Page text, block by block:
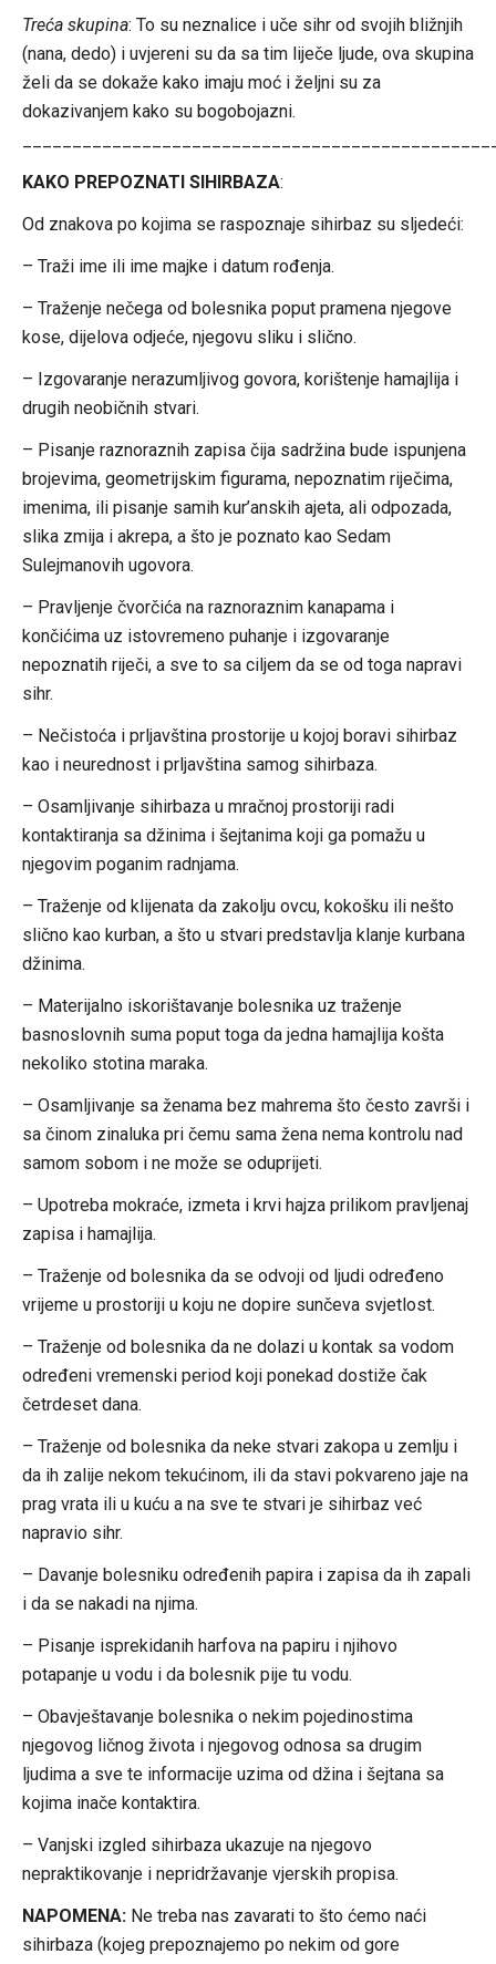
Treća skupina: To su neznalice i uče sihr od svojih bližnjih
(nana, dedo) i uvjereni su da sa tim liječe ljude, ova skupina
želi da se dokaže kako imaju moć i željni su za
dokazivanjem kako su bogobojazni.
KAKO PREPOZNATI SIHIRBAZA:
Od znakova po kojima se raspoznaje sihirbaz su sljedeći:
– Traži ime ili ime majke i datum rođenja.
– Traženje nečega od bolesnika poput pramena njegove
kose, dijelova odjeće, njegovu sliku i slično.
– Izgovaranje nerazumljivog govora, korištenje hamajlija i
drugih neobičnih stvari.
– Pisanje raznoraznih zapisa čija sadržina bude ispunjena
brojevima, geometrijskim figurama, nepoznatim riječima,
imenima, ili pisanje samih kur’anskih ajeta, ali odpozada,
slika zmija i akrepa, a što je poznato kao Sedam
Sulejmanovih ugovora.
– Pravljenje čvorčića na raznoraznim kanapama i
končićima uz istovremeno puhanje i izgovaranje
nepoznatih riječi, a sve to sa ciljem da se od toga napravi
sihr.
– Nečistoća i prljavština prostorije u kojoj boravi sihirbaz
kao i neurednost i prljavština samog sihirbaza.
– Osamljivanje sihirbaza u mračnoj prostoriji radi
kontaktiranja sa džinima i šejtanima koji ga pomažu u
njegovim poganim radnjama.
– Traženje od klijenata da zakolju ovcu, kokošku ili nešto
slično kao kurban, a što u stvari predstavlja klanje kurbana
džinima.
– Materijalno iskorištavanje bolesnika uz traženje
basnoslovnih suma poput toga da jedna hamajlija košta
nekoliko stotina maraka.
– Osamljivanje sa ženama bez mahrema što često završi i
sa činom zinaluka pri čemu sama žena nema kontrolu nad
samom sobom i ne može se oduprijeti.
– Upotreba mokraće, izmeta i krvi hajza prilikom pravljenaj
zapisa i hamajlija.
– Traženje od bolesnika da se odvoji od ljudi određeno
vrijeme u prostoriji u koju ne dopire sunčeva svjetlost.
– Traženje od bolesnika da ne dolazi u kontak sa vodom
određeni vremenski period koji ponekad dostiže čak
četrdeset dana.
– Traženje od bolesnika da neke stvari zakopa u zemlju i
da ih zalije nekom tekućinom, ili da stavi pokvareno jaje na
prag vrata ili u kuću a na sve te stvari je sihirbaz već
napravio sihr.
– Davanje bolesniku određenih papira i zapisa da ih zapali
i da se nakadi na njima.
– Pisanje isprekidanih harfova na papiru i njihovo
potapanje u vodu i da bolesnik pije tu vodu.
– Obavještavanje bolesnika o nekim pojedinostima
njegovog ličnog života i njegovog odnosa sa drugim
ljudima a sve te informacije uzima od džina i šejtana sa
kojima inače kontaktira.
– Vanjski izgled sihirbaza ukazuje na njegovo
nepraktikovanje i nepridržavanje vjerskih propisa.
NAPOMENA:Ne treba nas zavarati to što ćemo naći
sihirbaza (kojeg prepoznajemo po nekim od gore